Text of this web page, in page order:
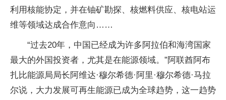
利用核能协定，并在铀矿勘探、核燃料供应、核电站运
维等领域达成合作意向……
“过去20年，中国已经成为许多阿拉伯和海湾国家
最大的外国投资者，尤其是在能源领域。”阿联酋阿布
扎比能源局局长阿维达·穆尔希德·阿里·穆尔希德·马拉
尔说，大力发展可再生能源已成为全球趋势，这一趋势